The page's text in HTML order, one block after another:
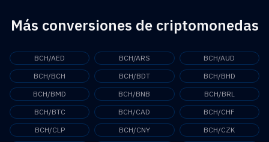
Más conversiones de criptomonedas
BCH/AED BCH/ARS
BCH/AUD
BCH/BCH
BCH/BDT
BCH/BHD
BCH/BMD
BCH/BNB
BCH/BRL
BCH/BTC
BCH/CAD
BCH/CHF
BCH/CLP
BCH/CNY
BCH/CZK